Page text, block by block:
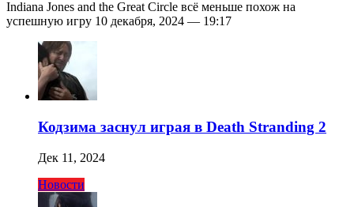
Indiana Jones and the Great Circle всё меньше похож на
успешную игру 10 декабря, 2024 — 19:17
Кодзима заснул играя в Death Stranding 2
Дек 11, 2024
Новости